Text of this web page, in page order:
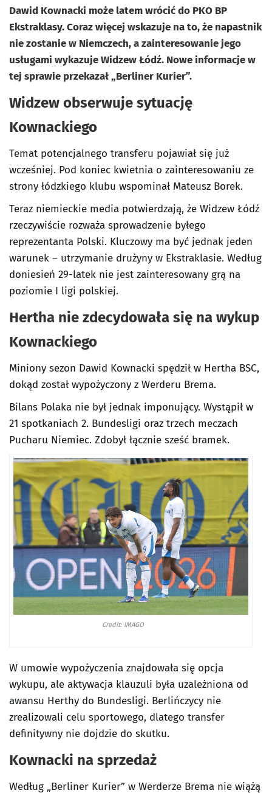
Dawid Kownacki może latem wrócić do PKO BP
Ekstraklasy. Coraz więcej wskazuje na to, że napastnik
nie zostanie w Niemczech, a zainteresowanie jego
usługami wykazuje Widzew Łódź. Nowe informacje w
tej sprawie przekazał „Berliner Kurier”.
Widzew obserwuje sytuację
Kownackiego
Temat potencjalnego transferu pojawiał się już
wcześniej. Pod koniec kwietnia o zainteresowaniu ze
strony łódzkiego klubu wspominał Mateusz Borek.
Teraz niemieckie media potwierdzają, że Widzew Łódź
rzeczywiście rozważa sprowadzenie byłego
reprezentanta Polski. Kluczowy ma być jednak jeden
warunek – utrzymanie drużyny w Ekstraklasie. Według
doniesień 29-latek nie jest zainteresowany grą na
poziomie I ligi polskiej.
Hertha nie zdecydowała się na wykup
Kownackiego
Miniony sezon Dawid Kownacki spędził w Hertha BSC,
dokąd został wypożyczony z Werderu Brema.
Bilans Polaka nie był jednak imponujący. Wystąpił w
21 spotkaniach 2. Bundesligi oraz trzech meczach
Pucharu Niemiec. Zdobył łącznie sześć bramek.
Credit: IMAGO
W umowie wypożyczenia znajdowała się opcja
wykupu, ale aktywacja klauzuli była uzależniona od
awansu Herthy do Bundesligi. Berlińczycy nie
zrealizowali celu sportowego, dlatego transfer
definitywny nie dojdzie do skutku.
Kownacki na sprzedaż
Według „Berliner Kurier” w Werderze Brema nie wiążą